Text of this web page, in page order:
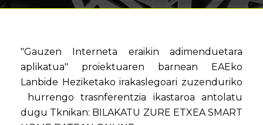
"Gauzen Interneta eraikin adimenduetara
aplikatua" proiektuaren barnean EAEko
Lanbide Heziketako irakaslegoari zuzenduriko
hurrengo trasnferentzia ikastaroa antolatu
dugu Tknikan: BILAKATU ZURE ETXEA SMART